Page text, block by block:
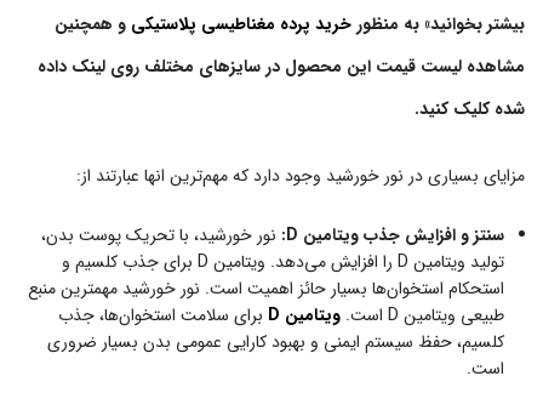
بیشتر بخوانید» به منظور خرید پرده مغناطیسی پلاستیکی و همچنین
مشاهده لیست قیمت این محصول در سایزهای مختلف روی لینک داده
شده کلیک کنید.
مزایای بسیاری در نور خورشید وجود دارد که مهم‌ترین انها عبارتند از:
سنتز و افزایش جذب ویتامین D
: نور خورشید، با تحریک پوست بدن،
تولید ویتامین D را افزایش می‌دهد. ویتامین D برای جذب کلسیم و
استحکام استخوان‌ها بسیار حائز اهمیت است. نور خورشید مهمترین منبع
طبیعی ویتامین D است.
ویتامین D
برای سلامت استخوان‌ها، جذب
کلسیم، حفظ سیستم ایمنی و بهبود کارایی عمومی بدن بسیار ضروری
است.